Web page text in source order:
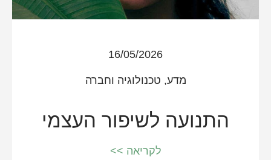
16/05/2026
מדע, טכנולוגיה וחברה
התנועה לשיפור העצמי
לקריאה >>